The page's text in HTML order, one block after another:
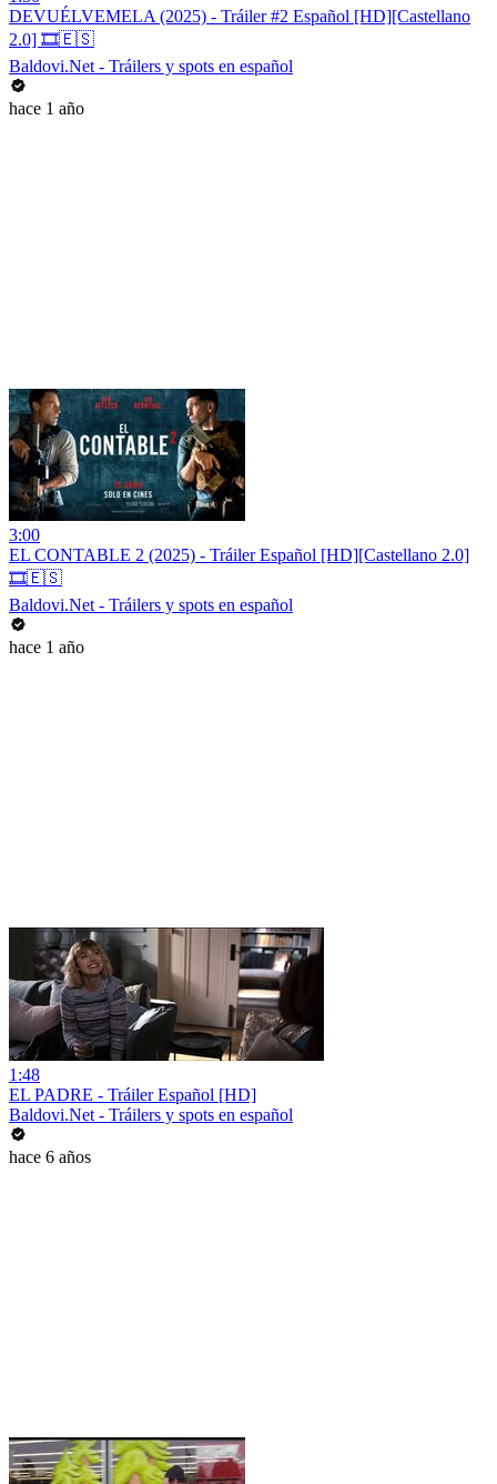
DEVUÉLVEMELA (2025) - Tráiler #2 Español [HD][Castellano
2.0] 🎞️🇪🇸
Baldovi.Net - Tráilers y spots en español
hace 1 año
3:00
EL CONTABLE 2 (2025) - Tráiler Español [HD][Castellano 2.0]
🎞️🇪🇸
Baldovi.Net - Tráilers y spots en español
hace 1 año
1:48
EL PADRE - Tráiler Español [HD]
Baldovi.Net - Tráilers y spots en español
hace 6 años